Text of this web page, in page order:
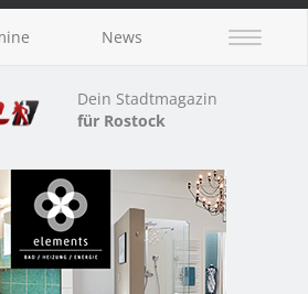
News
Dein Stadtmagazin
für Rostock